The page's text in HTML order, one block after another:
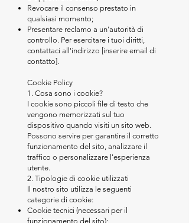
Revocare il consenso prestato in
qualsiasi momento;
Presentare reclamo a un'autorità di
controllo. Per esercitare i tuoi diritti,
contattaci all'indirizzo [inserire email di
contatto].
Cookie Policy
1. Cosa sono i cookie?
I cookie sono piccoli file di testo che
vengono memorizzati sul tuo
dispositivo quando visiti un sito web.
Possono servire per garantire il corretto
funzionamento del sito, analizzare il
traffico o personalizzare l'esperienza
utente.
2. Tipologie di cookie utilizzati
Il nostro sito utilizza le seguenti
categorie di cookie:
Cookie tecnici (necessari per il
funzionamento del sito);